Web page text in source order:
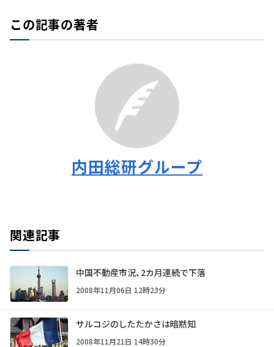
この記事の著者
内田総研グループ
関連記事
中国不動産市況、2カ月連続で下落
2008年11月06日 12時23分
サルコジのしたたかさは暗黙知
2008年11月21日 14時30分